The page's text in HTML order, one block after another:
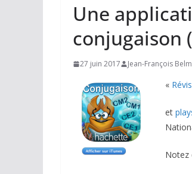
Une
conjugaison
27 juin 2017 Jean-François
«
et
Notez